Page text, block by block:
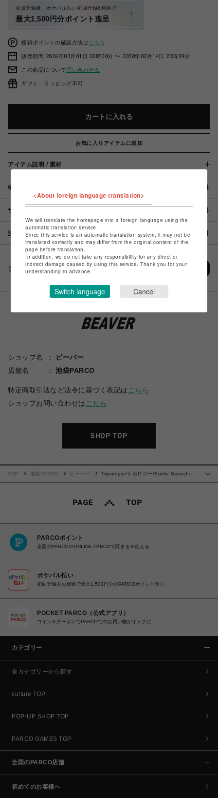
会員登録後、ポケパル払い初回登録&利用で
最大1,500円分ポイント進呈
獲得ポイントの確認方法は こちら
販売期間 2026年03月01日 00時00分 〜 2050年02月14日 23時59分
この商品について問い合わせる
ギフト：ラッピング不可
カートに入れる
お気に入りアイテムに追加
アイテム説明 / 素材
概要
サイズ
注意事項
シェアする
ショップ名
ビーバー
店舗名
池袋PARCO
特定商取引法など法令に基づく表記は こちら
ショップお問い合わせは こちら
SHOP TOP
TOP 池袋PARCO ビーバー
Topologie/トポロジー/Bottle Sacoche
PARCOポイント
全国のPARCOやONLINE PARCOで貯まる＆使える
ポケパル払い
初回登録＆お買物で最大1,500円分のPARCOポイント進呈
POCKET PARCO（公式アプリ）
コイン＆クーポンでPARCOでのお買い物がオトクに
カテゴリー
全カテゴリーから探す
culture TOP
POP-UP SHOP TOP
PARCO GAMES TOP
全国のPARCO店舗
初めてのお客様へ
<About foreign language translation>
We will translate the homepage into a foreign language using the
automatic translation service.
Since this service is an automatic translation system, it may not be
translated correctly and may differ from the original content of the
page before translation.
In addition, we do not take any responsibility for any direct or
indirect damage caused by using this service. Thank you for your
understanding in advance.
Switch language Cancel